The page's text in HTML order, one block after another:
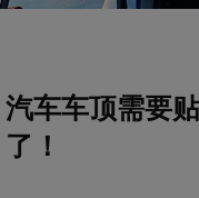
汽车车顶需要
了！